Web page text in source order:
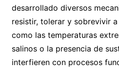
desarrollado diversos
resistir, tolerar y sobrevivir
como las temperaturas
salinos o la presencia de
interfieren con procesos